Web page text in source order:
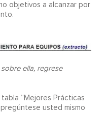
objetivos a alcanzar por
ella, regrese
“Mejores Prácticas
usted mismo